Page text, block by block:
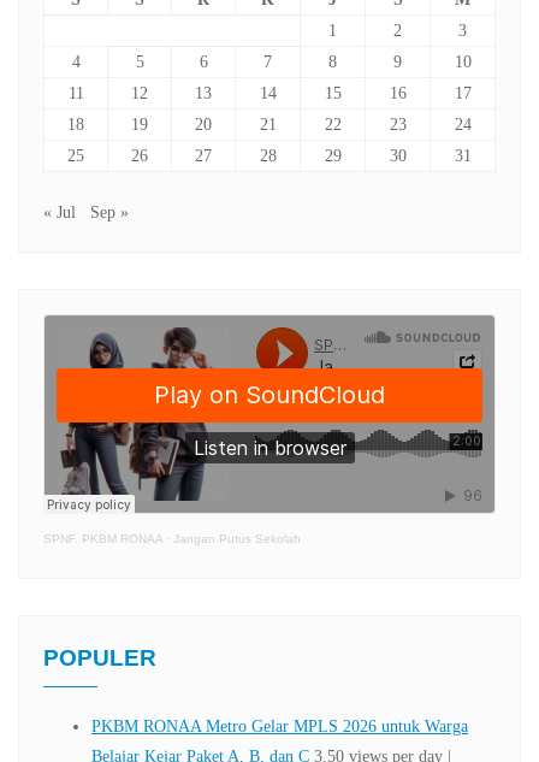
1
2
3
4
5 6 7 8 9
10
11
12 13 14 15 16
17
18
19 20 21 22 23
24
25
26 27 28 29 30 31
« Jul Sep »
SPNF. PKBM RONAA · Jangan Putus Sekolah
POPULER